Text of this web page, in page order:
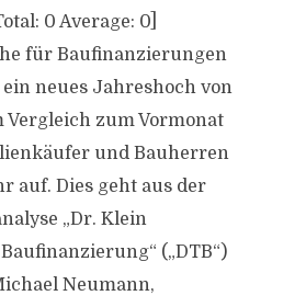
0 Average: 0]
für Baufinanzierungen
neues Jahreshoch von
Vergleich zum Vormonat
und Bauherren
auf. Dies geht aus der
„Dr. Klein
(„DTB“)
Neumann,